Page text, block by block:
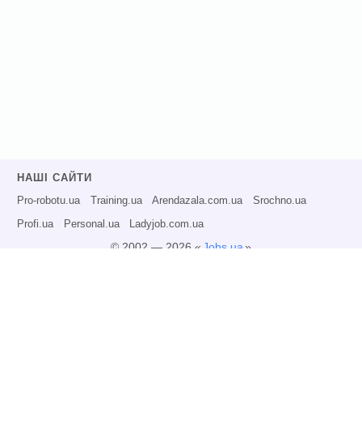
НАШІ САЙТИ
Pro-robotu.ua Training.ua Arendazala.com.ua Srochno.ua
Profi.ua Personal.ua Ladyjob.com.ua
© 2002 — 2026 « Jobs.ua»